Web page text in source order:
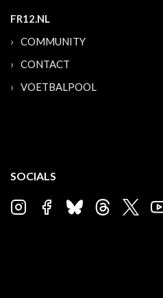
FR12.NL
COMMUNITY
CONTACT
VOETBALPOOL
SOCIALS